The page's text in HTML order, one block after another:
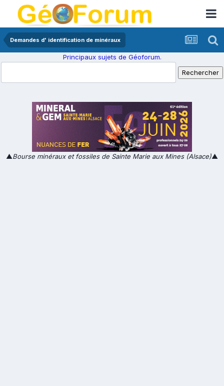
Demandes d' identification de minéraux
Principaux sujets de Géoforum.
▲Bourse minéraux et fossiles de Sainte Marie aux Mines (Alsace)▲